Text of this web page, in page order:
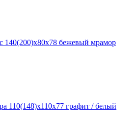
140(200)х80х78 бежевый мрамор
110(148)х110х77 графит / белый